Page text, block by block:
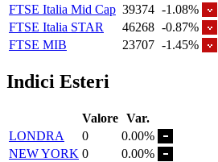
FTSE Italia Mid Cap 39374 -1.08%
FTSE Italia STAR
46268 -0.87%
FTSE MIB
23707 -1.45%
Indici Esteri
Valore Var.
LONDRA
0
0.00%
NEW YORK 0
0.00%